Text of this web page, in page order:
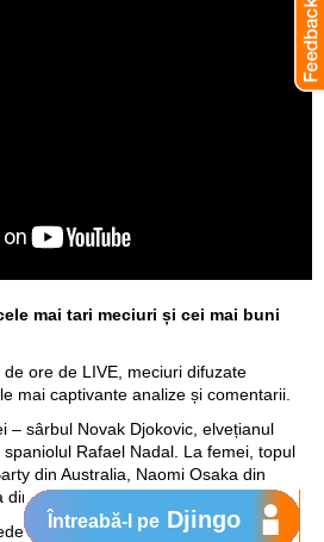
mai tari meciuri și cei mai buni
ore de LIVE, meciuri difuzate
mai captivante analize și comentarii.
– sârbul Novak Djokovic, elvețianul
Rafael Nadal. La femei, topul
din Australia, Naomi Osaka din
Cehia.
pe Radu Albot, calificat la probele
Întreabă-l pe Djingo